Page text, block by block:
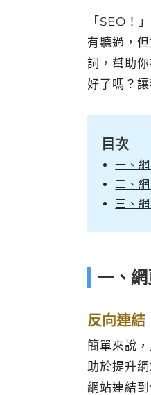
「SEO！
有聽過，
詞，幫助
好了嗎？
目次
一、
二、
三、
一、
反向連
簡單來說
助於提升
網站連結